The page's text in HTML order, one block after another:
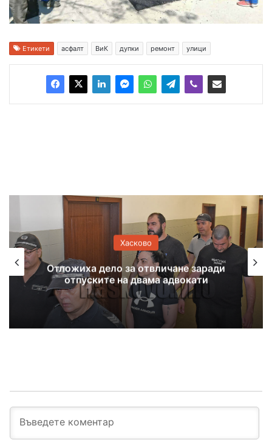
Етикети асфалт ВиК дупки ремонт улици
Хасково
Отложиха дело за отвличане заради
отпуските на двама адвокати